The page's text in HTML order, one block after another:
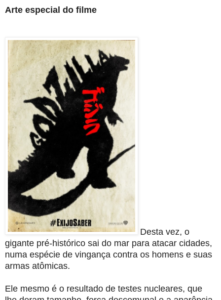
Arte especial do filme
Desta vez, o
gigante pré-histórico sai do mar para atacar cidades,
numa espécie de vingança contra os homens e suas
armas atômicas.
Ele mesmo é o resultado de testes nucleares, que